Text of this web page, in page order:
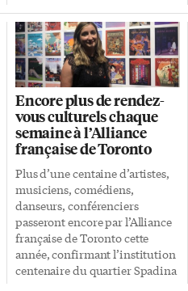
abstraites et dynamiques de la
singulière artiste canado-
suisse, Francine Simonin,
contrastent avec les œuvres
hyper réalistes de Paul
Béliveau, illustrant la diversité
de l’art contemporain
québécois, à la galerie
Thompson Landry. Les 21
œuvres de Simonin choisies
pour l’exposition sont une
rétrospective de 2000 à 2015,
tandis que la série Les
Autodafés de Béliveau
représente une accumulation
d’ouvrages brûlés, […]
Encore plus de rendez-
vous culturels chaque
semaine à l’Alliance
française de Toronto
Plus d’une centaine d’artistes,
musiciens, comédiens,
danseurs, conférenciers
passeront encore par l’Alliance
française de Toronto cette
année, confirmant l’institution
centenaire du quartier Spadina